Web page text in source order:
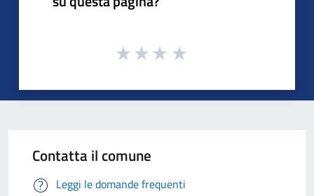
Contatta il comune
Leggi le domande frequenti